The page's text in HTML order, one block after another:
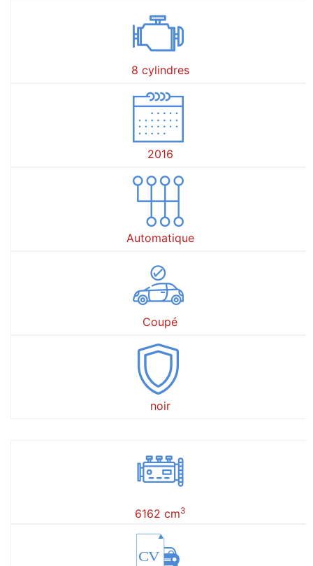
8 cylindres
2016
Automatique
Coupé
noir
6162 cm3
CV